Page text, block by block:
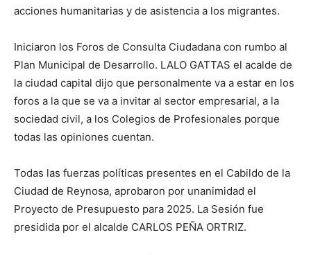
acciones humanitarias y de asistencia a los migrantes.
Iniciaron los Foros de Consulta Ciudadana con rumbo al
Plan Municipal de Desarrollo. LALO GATTAS el acalde de
la ciudad capital dijo que personalmente va a estar en los
foros a la que se va a invitar al sector empresarial, a la
sociedad civil, a los Colegios de Profesionales porque
todas las opiniones cuentan.
Todas las fuerzas políticas presentes en el Cabildo de la
Ciudad de Reynosa, aprobaron por unanimidad el
Proyecto de Presupuesto para 2025. La Sesión fue
presidida por el alcalde CARLOS PEÑA ORTRIZ.